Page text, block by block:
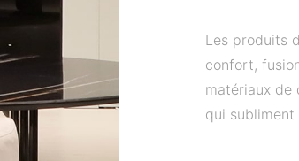
Les produits
confort,
matériaux de
qui subliment